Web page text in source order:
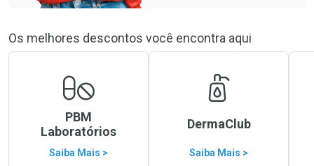
Os melhores descontos você encontra aqui
PBM
Laboratórios
Saiba Mais >
DermaClub
Saiba Mais >